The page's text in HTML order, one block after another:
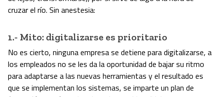
cruzar el río. Sin anestesia:
1.- Mito: digitalizarse es prioritario
No es cierto, ninguna empresa se detiene para digitalizarse, a
los empleados no se les da la oportunidad de bajar su ritmo
para adaptarse a las nuevas herramientas y el resultado es
que se implementan los sistemas, se imparte un plan de